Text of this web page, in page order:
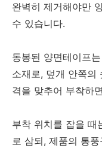
완벽히 제거해야만
수 있습니다.
동봉된 양면테이프
소재로, 덮개 안쪽의
격을 맞추어 부착하
부착 위치를 잡을 때
로 삼되, 제품의 통